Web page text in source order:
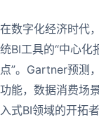
在数字化经济时代
统BI工具的“中心化
点”。Gartner预测
功能，数据消费场
入式BI领域的开拓